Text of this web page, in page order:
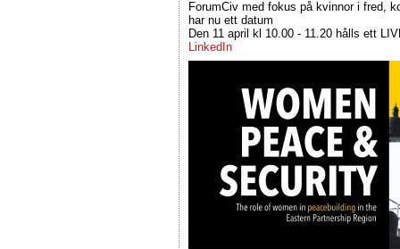
ForumCiv med fokus på kvinnor i fred,
har nu ett datum
Den 11 april kl 10.00 - 11.20 hålls ett
LinkedIn